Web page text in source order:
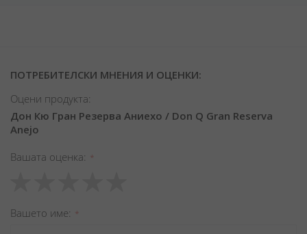
ПОТРЕБИТЕЛСКИ МНЕНИЯ И ОЦЕНКИ:
Оцени продукта:
Дон Кю Гран Резерва Аниехо / Don Q Gran Reserva
Anejo
Вашата оценка
star
stars
stars
stars
stars
Вашето име